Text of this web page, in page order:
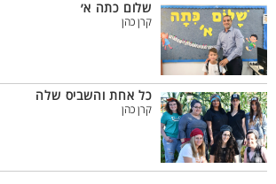
שלום כתה א׳
קרן כהן
כל אחת והשביס שלה
קרן כהן